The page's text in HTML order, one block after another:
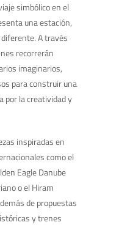
simbólico en el
una estación,
A través
recorrerán
imaginarios,
para construir una
por la creatividad y
inspiradas en
como el
Eagle Danube
o el Hiram
de propuestas
y trenes